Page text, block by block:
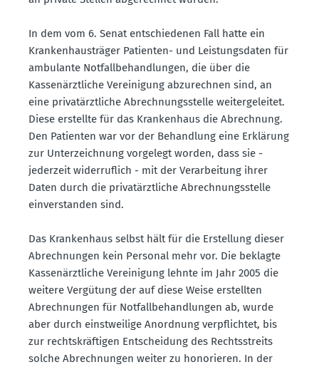
In dem vom 6. Senat entschie­denen Fall hatte ein
Kranken­haus­träger Patienten- und Leistungs­daten für
ambulante Notfall­be­hand­lungen, die über die
Kassen­ärzt­liche Verei­nigung abzurechnen sind, an
eine privat­ärzt­liche Abrech­nungs­stelle weiter­ge­leitet.
Diese erstellte für das Krankenhaus die Abrechnung.
Den Patienten war vor der Behandlung eine Erklärung
zur Unter­zeichnung vorgelegt worden, dass sie -
jederzeit wider­ruflich - mit der Verar­beitung ihrer
Daten durch die privat­ärzt­liche Abrech­nungs­stelle
einver­standen sind.
Das Krankenhaus selbst hält für die Erstellung dieser
Abrech­nungen kein Personal mehr vor. Die beklagte
Kassen­ärzt­liche Verei­nigung lehnte im Jahr 2005 die
weitere Vergütung der auf diese Weise erstellten
Abrech­nungen für Notfall­be­hand­lungen ab, wurde
aber durch einst­weilige Anordnung verpflichtet, bis
zur rechts­kräf­tigen Entscheidung des Rechts­streits
solche Abrech­nungen weiter zu honorieren. In der